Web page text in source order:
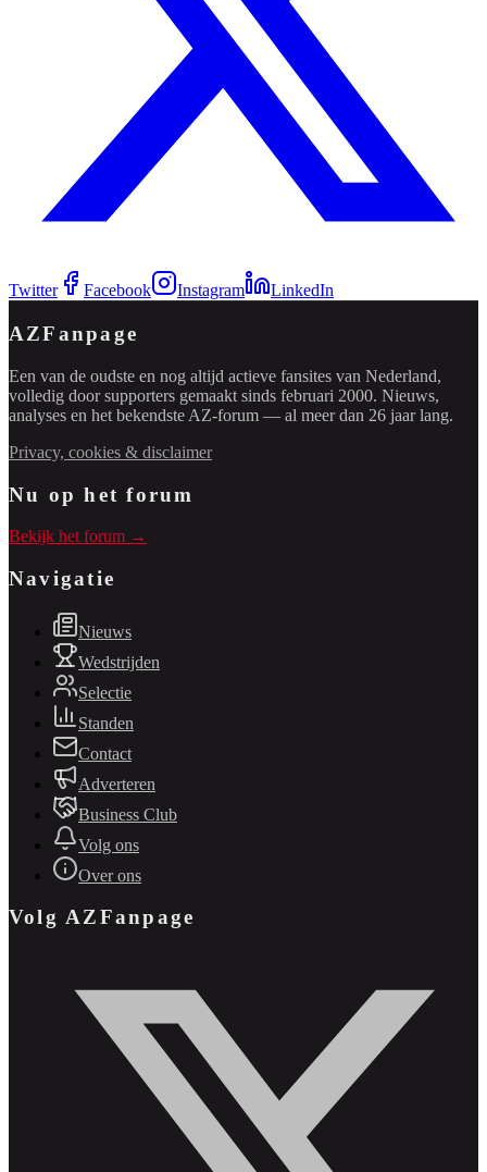
Twitter Facebook Instagram LinkedIn
AZFanpage
Een van de oudste en nog altijd actieve fansites van Nederland,
volledig door supporters gemaakt sinds februari 2000. Nieuws,
analyses en het bekendste AZ-forum — al meer dan 26 jaar lang.
Privacy, cookies & disclaimer
Nu op het forum
Bekijk het forum →
Navigatie
Nieuws
Wedstrijden
Selectie
Standen
Contact
Adverteren
Business Club
Volg ons
Over ons
Volg AZFanpage